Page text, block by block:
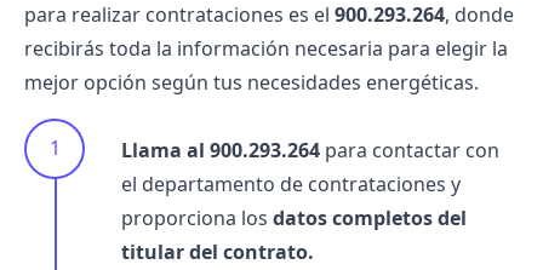
para realizar contrataciones es el 900.293.264, donde
recibirás toda la información necesaria para elegir la
mejor opción según tus necesidades energéticas.
Llama al 900.293.264 para contactar con
el departamento de contrataciones y
proporciona los datos completos del
titular del contrato.